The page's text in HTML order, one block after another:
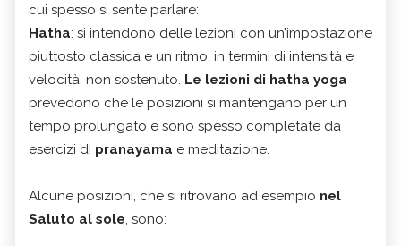
cui spesso si sente parlare:
Hatha: si intendono delle lezioni con un’impostazione
piuttosto classica e un ritmo, in termini di intensità e
velocità, non sostenuto. Le lezioni di hatha yoga
prevedono che le posizioni si mantengano per un
tempo prolungato e sono spesso completate da
esercizi di pranayama e meditazione.
Alcune posizioni, che si ritrovano ad esempio nel
Saluto al sole, sono: